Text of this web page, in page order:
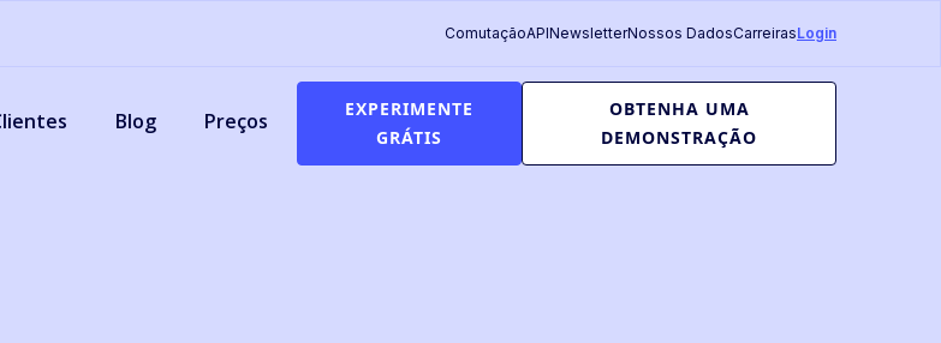
ComutaçãoAPINewsletterNossos DadosCarreirasLogin
Blog Preços
EXPERIMENTE
GRÁTIS
OBTENHA UMA
DEMONSTRAÇÃO